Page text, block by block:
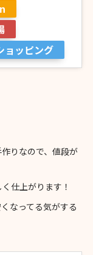
ョッピング
りなので、値段が
仕上がります！
なってる気がする